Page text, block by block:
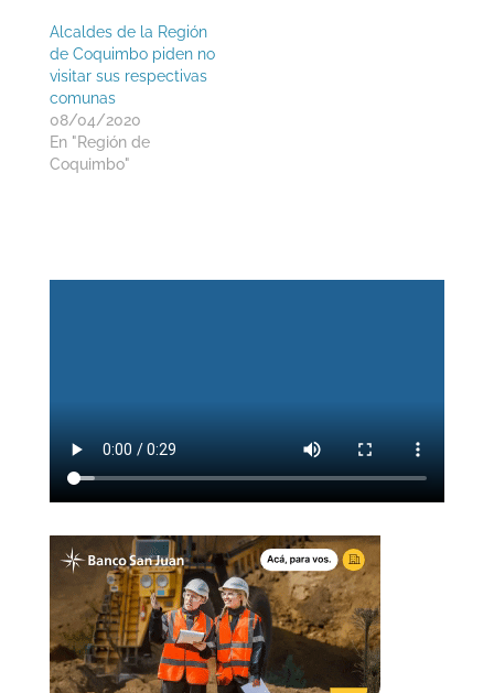
Alcaldes de la Región
de Coquimbo piden no
visitar sus respectivas
comunas
08/04/2020
En "Región de
Coquimbo"